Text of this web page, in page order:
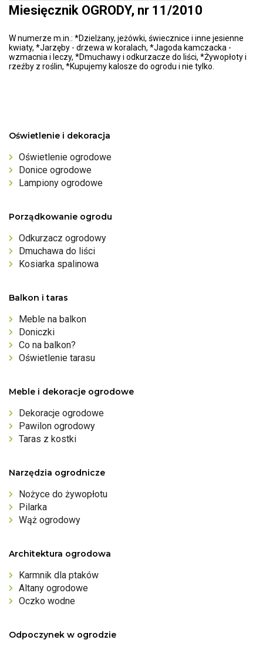
Miesięcznik OGRODY, nr 11/2010
W numerze m.in.: *Dzielżany, jeżówki, świecznice i inne jesienne
kwiaty, *Jarzęby - drzewa w koralach, *Jagoda kamczacka -
wzmacnia i leczy, *Dmuchawy i odkurzacze do liści, *Żywopłoty i
rzeźby z roślin, *Kupujemy kalosze do ogrodu i nie tylko.
Oświetlenie i dekoracja
Oświetlenie ogrodowe
Donice ogrodowe
Lampiony ogrodowe
Porządkowanie ogrodu
Odkurzacz ogrodowy
Dmuchawa do liści
Kosiarka spalinowa
Balkon i taras
Meble na balkon
Doniczki
Co na balkon?
Oświetlenie tarasu
Meble i dekoracje ogrodowe
Dekoracje ogrodowe
Pawilon ogrodowy
Taras z kostki
Narzędzia ogrodnicze
Nożyce do żywopłotu
Pilarka
Wąż ogrodowy
Architektura ogrodowa
Karmnik dla ptaków
Altany ogrodowe
Oczko wodne
Odpoczynek w ogrodzie